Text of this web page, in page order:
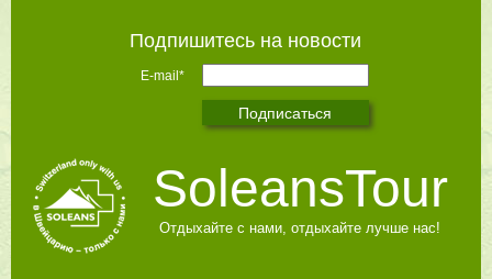
Подпишитесь на новости
E-mail*
SoleansTour
Отдыхайте с нами, отдыхайте лучше нас!